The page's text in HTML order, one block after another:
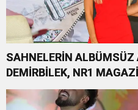
SAHNELERİN
DEMİRBİLEK, NR1
OLARAK VAR OLACAĞIM!”